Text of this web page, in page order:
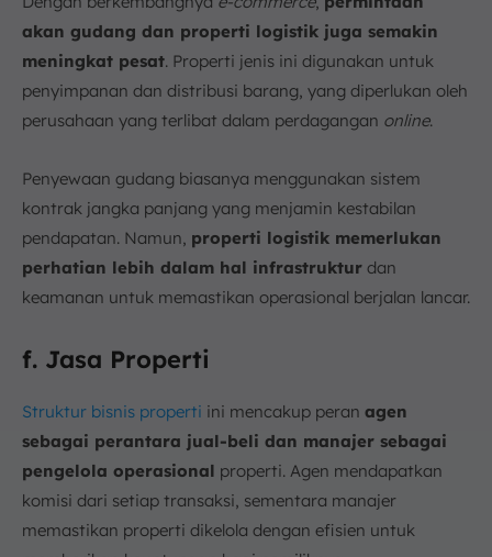
akan gudang dan properti logistik juga semakin
meningkat pesat. Properti jenis ini digunakan untuk
penyimpanan dan distribusi barang, yang diperlukan oleh
perusahaan yang terlibat dalam perdagangan online.
Penyewaan gudang biasanya menggunakan sistem
kontrak jangka panjang yang menjamin kestabilan
pendapatan. Namun, properti logistik memerlukan
perhatian lebih dalam hal infrastruktur dan
keamanan untuk memastikan operasional berjalan lancar.
f. Jasa Properti
Struktur bisnis properti ini mencakup peran agen
sebagai perantara jual-beli dan manajer sebagai
pengelola operasional properti. Agen mendapatkan
komisi dari setiap transaksi, sementara manajer
memastikan properti dikelola dengan efisien untuk